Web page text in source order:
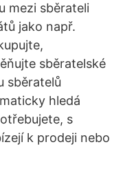
mezi sběrateli
jako např.
sběratelské
sběratelů
hledá
s
k prodeji nebo